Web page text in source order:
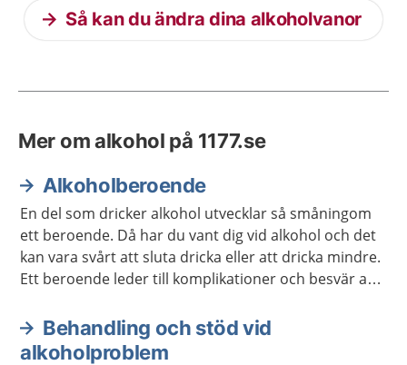
Så kan du ändra dina alkoholvanor
Mer om alkohol på 1177.se
Alkoholberoende
En del som dricker alkohol utvecklar så småningom
ett beroende. Då har du vant dig vid alkohol och det
kan vara svårt att sluta dricka eller att dricka mindre.
Ett beroende leder till komplikationer och besvär av
alkoholberoende.
Behandling och stöd vid
alkoholproblem